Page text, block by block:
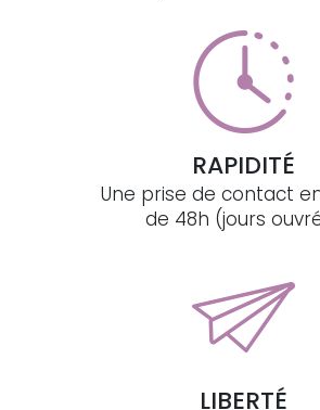
RAPIDITÉ
Une prise de contact
de 48h (jours
LIBERTÉ